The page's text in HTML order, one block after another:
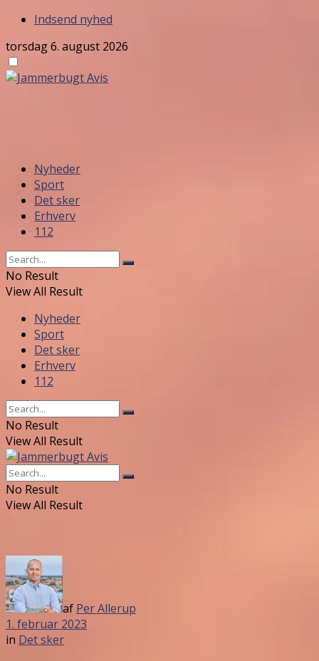
Indsend nyhed
torsdag 6. august 2026
Nyheder
Sport
Det sker
Erhverv
112
No Result
View All Result
Nyheder
Sport
Det sker
Erhverv
112
No Result
View All Result
No Result
View All Result
af Per Allerup
1. februar 2023
in Det sker